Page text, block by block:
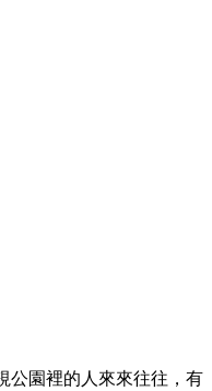
公園裡的人來來往往，有